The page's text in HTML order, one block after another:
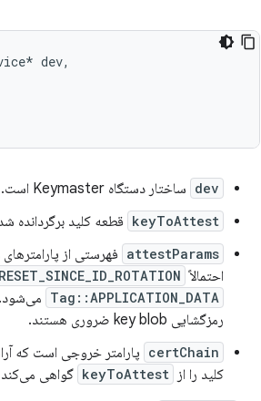
dev,
dev ساختار دستگاه Keymaster است.
keyToAttest قطعه کلید برگردانده
attestParams فهرستی از
احتمالاً
Tag::APPLICATION_DATA
رمزگشایی key blob ضروری هستند.
certChain
کلید را از keyToAttest گواهی